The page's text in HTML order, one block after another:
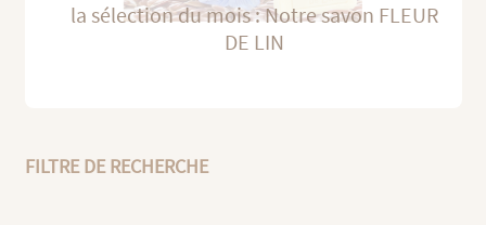
la sélection du mois : Notre savon FLEUR
DE LIN
FILTRE DE RECHERCHE